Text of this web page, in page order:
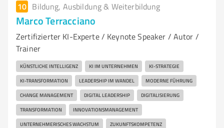
10 Bildung, Ausbildung & Weiterbildung
Marco Terracciano
Zertifizierter KI-Experte / Keynote Speaker / Autor /
Trainer
KÜNSTLICHE INTELLIGENZ KI IM UNTERNEHMEN KI-STRATEGIE
KI-TRANSFORMATION LEADERSHIP IM WANDEL MODERNE FÜHRUNG
CHANGE MANAGEMENT DIGITAL LEADERSHIP DIGITALISIERUNG
TRANSFORMATION INNOVATIONSMANAGEMENT
UNTERNEHMERISCHES WACHSTUM ZUKUNFTSKOMPETENZ